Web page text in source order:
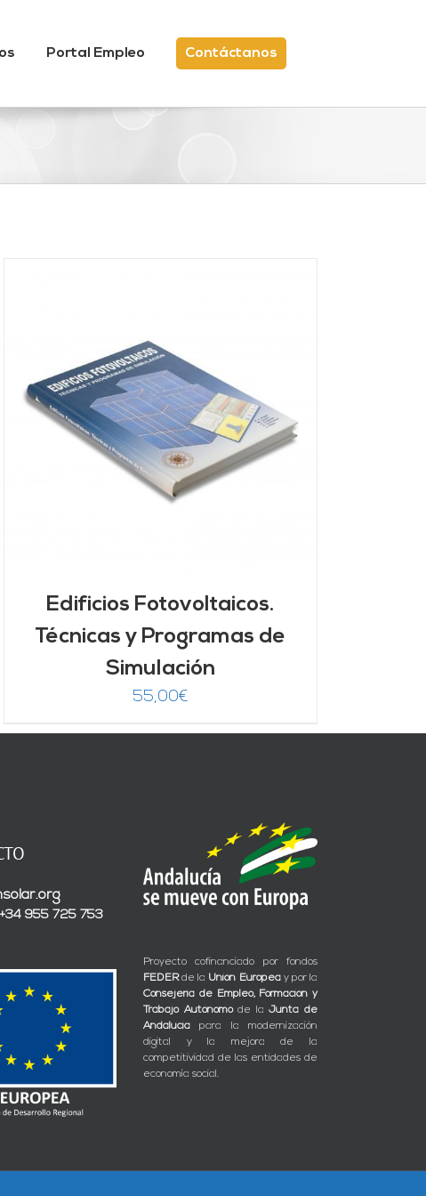
Portal Empleo Contáctanos
Edificios Fotovoltaicos.
Técnicas y Programas de
Simulación
55,00€
+34 955 725 753
Proyecto cofinanciado por fondos
FEDERde la Unión Europeay por la
Consejería de Empleo, Formación y
Trabajo Autónomode laJunta de
Andalucía para la modernización
digital y la mejora de la
competitividad de las entidades de
economía social.